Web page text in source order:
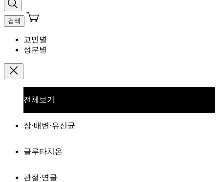
검색
고민별
성분별
전체보기
장·배변·유산균
글루타치온
관절·연골